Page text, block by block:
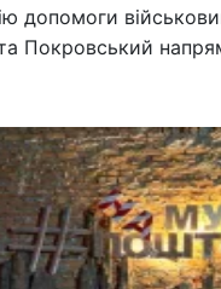
допомоги
Покровський